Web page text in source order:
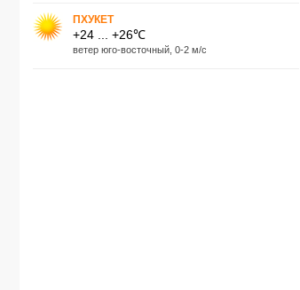
ПХУКЕТ
+24 ... +26℃
ветер юго-восточный, 0-2 м/с